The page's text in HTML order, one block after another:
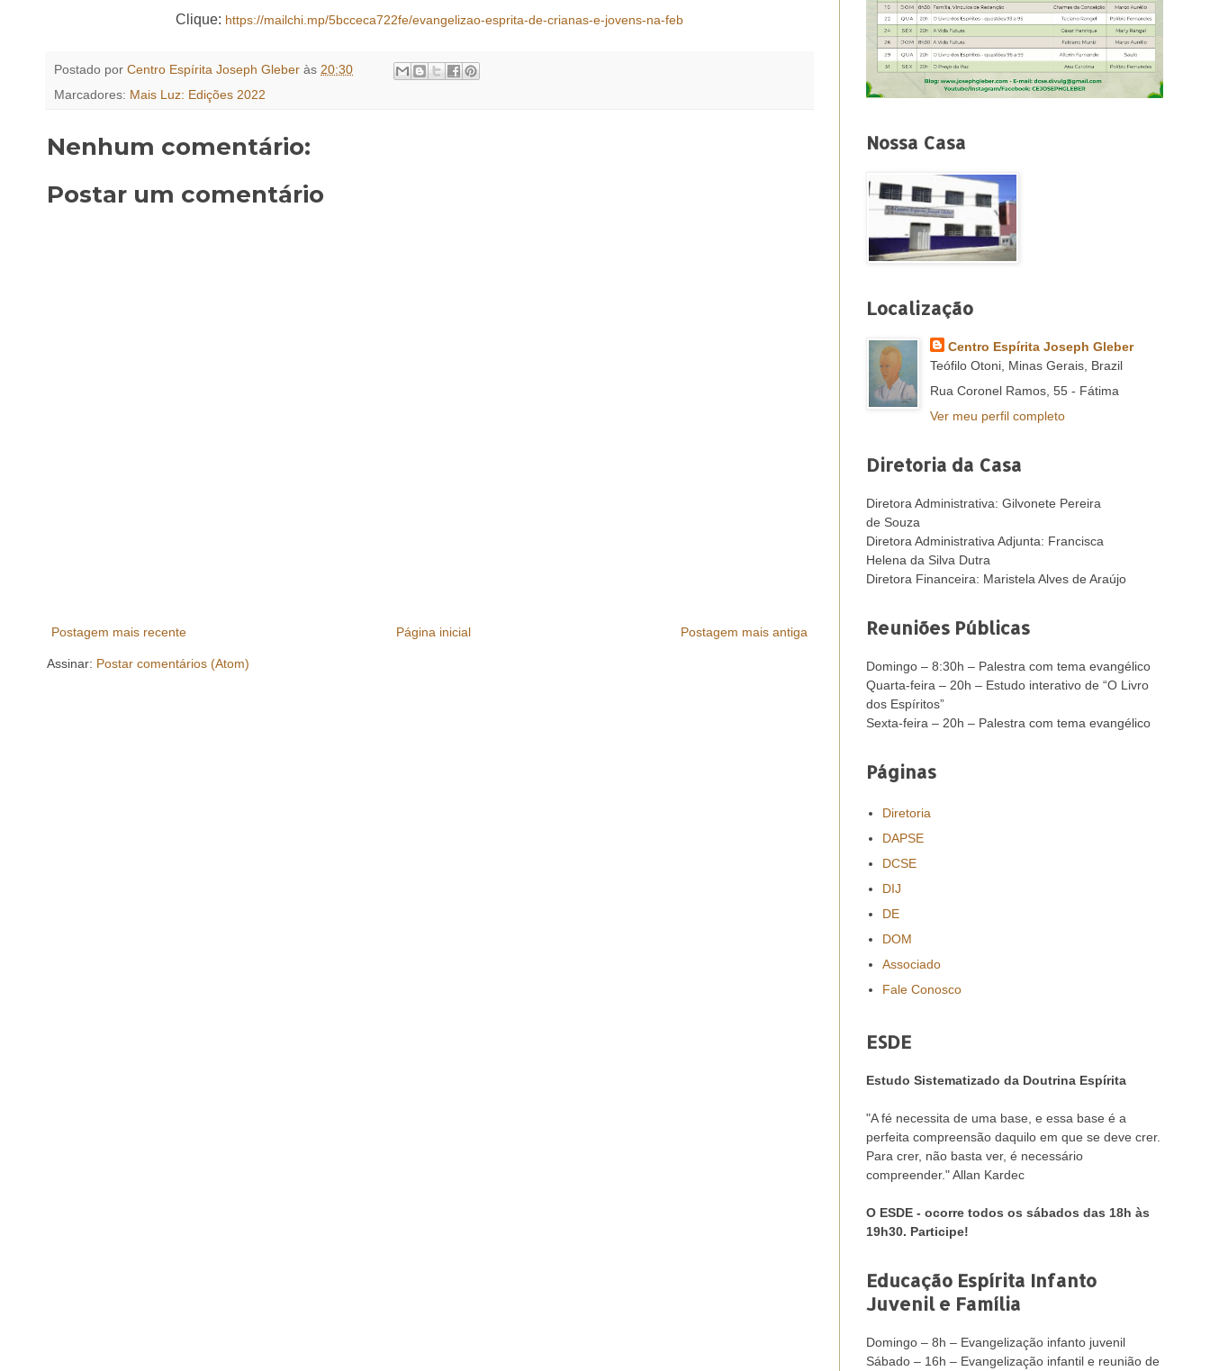
Clique: https://mailchi.mp/5bcceca722fe/evangelizao-esprita-de-crianas-e-jovens-na-feb
Postado por Centro Espírita Joseph Gleber às 20:30
Marcadores: Mais Luz: Edições 2022
Nenhum comentário:
Postar um comentário
Postagem mais recente Postagem mais antiga
Página inicial
Assinar: Postar comentários (Atom)
Nossa Casa
Localização
Centro Espírita Joseph Gleber
Teófilo Otoni, Minas Gerais, Brazil
Rua Coronel Ramos, 55 - Fátima
Ver meu perfil completo
Diretoria da Casa
Diretora Administrativa: Gilvonete Pereira
de Souza
Diretora Administrativa Adjunta: Francisca
Helena da Silva Dutra
Diretora Financeira: Maristela Alves de Araújo
Reuniões Públicas
Domingo – 8:30h – Palestra com tema evangélico
Quarta-feira – 20h – Estudo interativo de “O Livro
dos Espíritos”
Sexta-feira – 20h – Palestra com tema evangélico
Páginas
Diretoria
DAPSE
DCSE
DIJ
DE
DOM
Associado
Fale Conosco
ESDE
Estudo Sistematizado da Doutrina Espírita
"A fé necessita de uma base, e essa base é a
perfeita compreensão daquilo em que se deve crer.
Para crer, não basta ver, é necessário
compreender." Allan Kardec
O ESDE - ocorre todos os sábados das 18h às
19h30. Participe!
Educação Espírita Infanto
Juvenil e Família
Domingo – 8h – Evangelização infanto juvenil
Sábado – 16h – Evangelização infantil e reunião de